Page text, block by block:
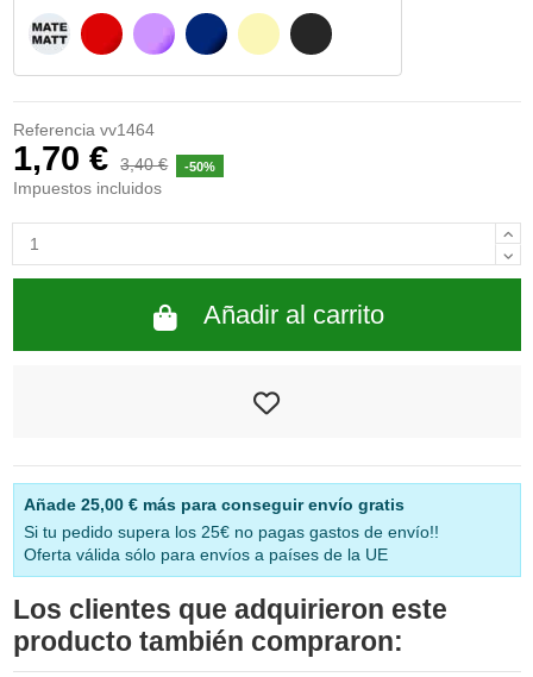
BLANCO MATE
ROJO LILA AZUL MARINO
BEIGE GRIS OSCURO
Referencia vv1464
1,70 € 3,40 € -50%
Impuestos incluidos
Añadir al carrito
Añade 25,00 €más para conseguir envío gratis
Si tu pedido supera los 25€ no pagas gastos de envío!!
Oferta válida sólo para envíos a países de la UE
Los clientes que adquirieron este
producto también compraron: